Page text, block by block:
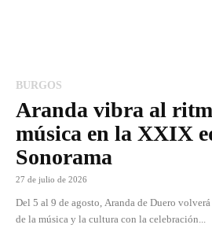
BURGOS
Aranda vibra al
música en la XXIX
Sonorama
27 de julio de 2026
Del 5 al 9 de agosto, Aranda de Duero
de la música y la cultura con la celebración...